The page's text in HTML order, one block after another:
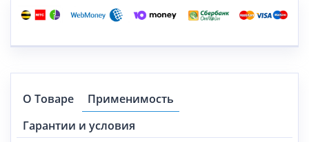
О Товаре
Применимость
Гарантии и условия